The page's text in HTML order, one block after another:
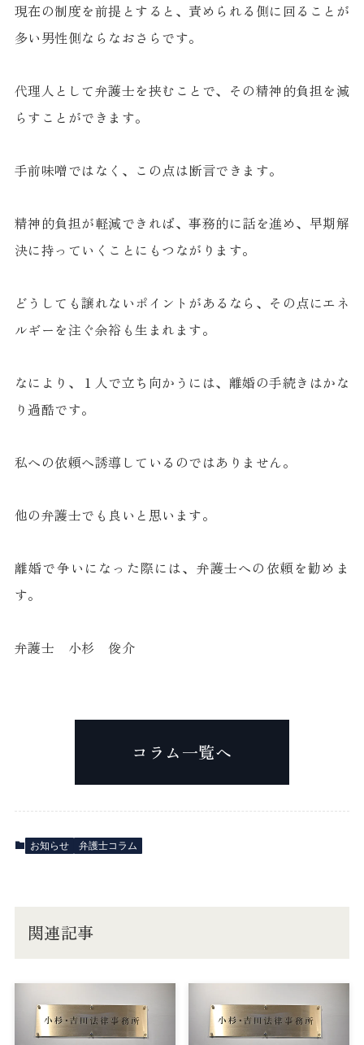
現在の制度を前提とすると、責められる側に回ることが
多い男性側ならなおさらです。
代理人として弁護士を挟むことで、その精神的負担を減
らすことができます。
手前味噌ではなく、この点は断言できます。
精神的負担が軽減できれば、事務的に話を進め、早期解
決に持っていくことにもつながります。
どうしても譲れないポイントがあるなら、その点にエネ
ルギーを注ぐ余裕も生まれます。
なにより、１人で立ち向かうには、離婚の手続きはかな
り過酷です。
私への依頼へ誘導しているのではありません。
他の弁護士でも良いと思います。
離婚で争いになった際には、弁護士への依頼を勧めま
す。
弁護士 小杉 俊介
コラム一覧へ
お知らせ 弁護士コラム
関連記事